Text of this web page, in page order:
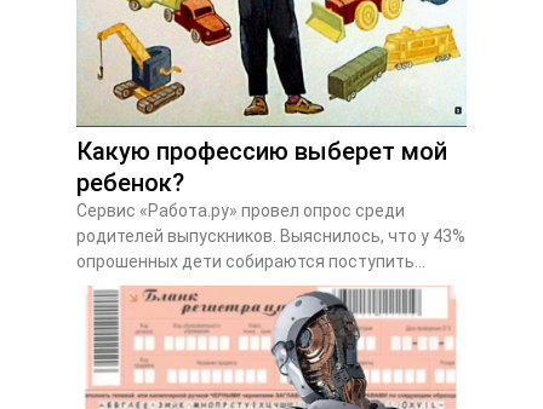
Какую профессию выберет мой
ребенок?
Сервис «Работа.ру» провел опрос среди
родителей выпускников. Выяснилось, что у 43%
опрошенных дети собираются поступить...